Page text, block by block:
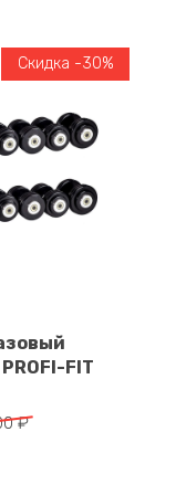
Скидка -30%
FIT
₽
составляла 176
₽.